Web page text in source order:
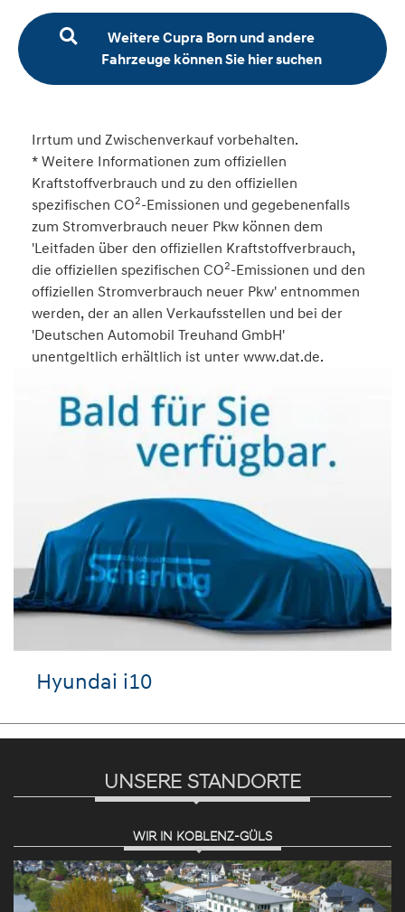
Weitere Cupra Born und andere
Fahrzeuge können Sie hier suchen
Irrtum und Zwischenverkauf vorbehalten.
* Weitere Informationen zum offiziellen
Kraftstoffverbrauch und zu den offiziellen
spezifischen CO2-Emissionen und gegebenenfalls
zum Stromverbrauch neuer Pkw können dem
'Leitfaden über den offiziellen Kraftstoffverbrauch,
die offiziellen spezifischen CO2-Emissionen und den
offiziellen Stromverbrauch neuer Pkw' entnommen
werden, der an allen Verkaufsstellen und bei der
'Deutschen Automobil Treuhand GmbH'
unentgeltlich erhältlich ist unter www.dat.de.
i10
UNSERE STANDORTE
WIR IN KOBLENZ-GÜLS